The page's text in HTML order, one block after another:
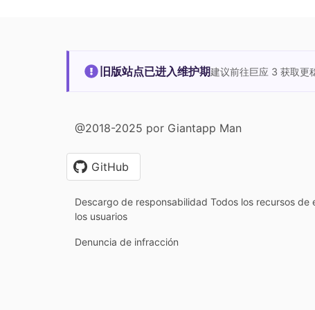
旧版站点已进入维护期建议前往巨应 3 获取更
@2018-2025 por Giantapp Man
GitHub
Descargo de responsabilidad Todos los recursos
los usuarios
Denuncia de infracción